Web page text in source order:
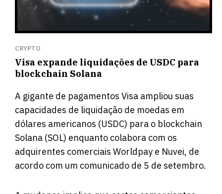
CRYPTO
Visa expande liquidações de USDC para
blockchain Solana
A gigante de pagamentos Visa ampliou suas
capacidades de liquidação de moedas em
dólares americanos (USDC) para o blockchain
Solana (SOL) enquanto colabora com os
adquirentes comerciais Worldpay e Nuvei, de
acordo com um comunicado de 5 de setembro.